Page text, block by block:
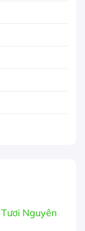
Nguyên